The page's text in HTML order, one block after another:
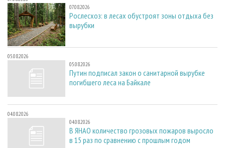
07.08.2026
Рослесхоз: в лесах обустроят зоны отдыха без
вырубки
05.08.2026
05.08.2026
Путин подписал закон о санитарной вырубке
погибшего леса на Байкале
04.08.2026
04.08.2026
В ЯНАО количество грозовых пожаров выросло
в 15 раз по сравнению с прошлым годом